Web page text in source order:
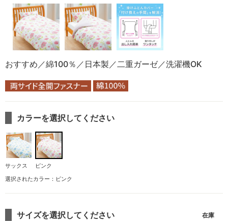
おすすめ／綿100％／日本製／二重ガーゼ／洗濯機OK
カラーを選択してください
サックス
ピンク
選択されたカラー：ピンク
サイズを選択してください